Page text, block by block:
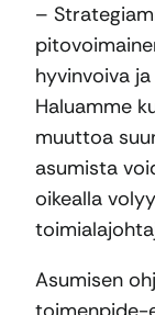
–
hyvinvoiva
Haluamme
muuttoa
asumista
oikealla
Asumisen